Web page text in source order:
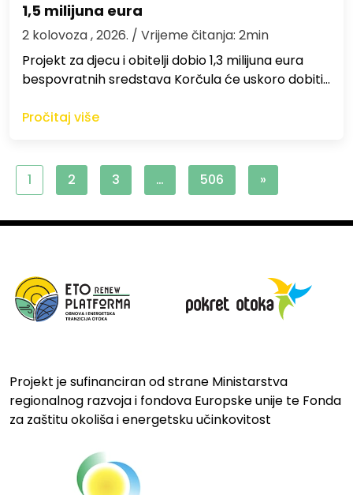
1,5 milijuna eura
2 kolovoza , 2026. / Vrijeme čitanja: 2min
Projekt za djecu i obitelji dobio 1,3 milijuna eura
bespovratnih sredstava Korčula će uskoro dobiti…
Pročitaj više
1 2 3 … 506 »
Projekt je sufinanciran od strane Ministarstva
regionalnog razvoja i fondova Europske unije te Fonda
za zaštitu okoliša i energetsku učinkovitost